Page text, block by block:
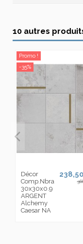
10 autres
Promo !
-35%
Décor
Comp.Nbra
30x30x0.9
ARGENT
Alchemy
Caesar NA